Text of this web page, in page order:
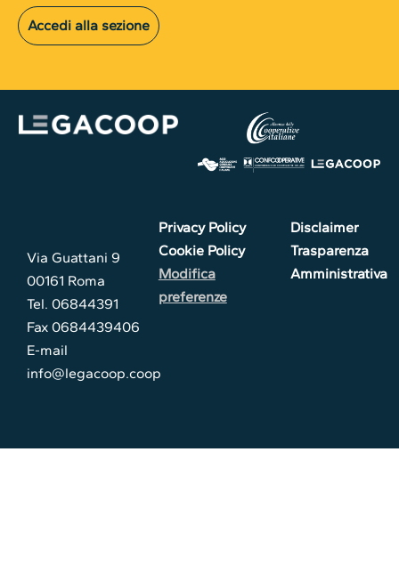
Accedi alla sezione
Via Guattani 9
00161 Roma
Tel. 06844391
Fax 0684439406
E-mail
info@legacoop.coop
Privacy Policy
Cookie Policy
Modifica
preferenze
Disclaimer
Trasparenza
Amministrativa